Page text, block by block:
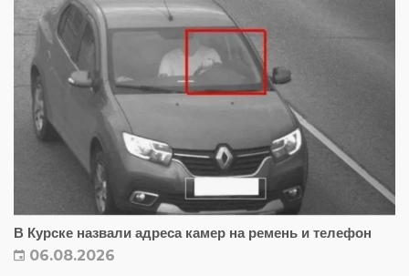
В Курске назвали адреса камер на ремень и телефон
06.08.2026